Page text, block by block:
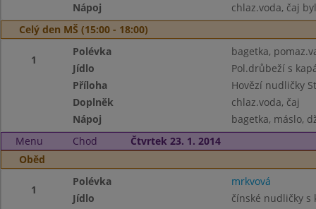
Nápoj
chlaz.voda, čaj
Celý den MŠ (15:00 - 18:00)
1
Polévka
bagetka,
Jídlo
Pol.drůbeží s
Příloha
Hovězí nudličky
Doplněk
chlaz.voda, čaj
Nápoj
bagetka, máslo,
Menu
Chod
Čtvrtek 23. 1. 2014
Oběd
1
Polévka
mrkvová
Jídlo
čínské nudličky s